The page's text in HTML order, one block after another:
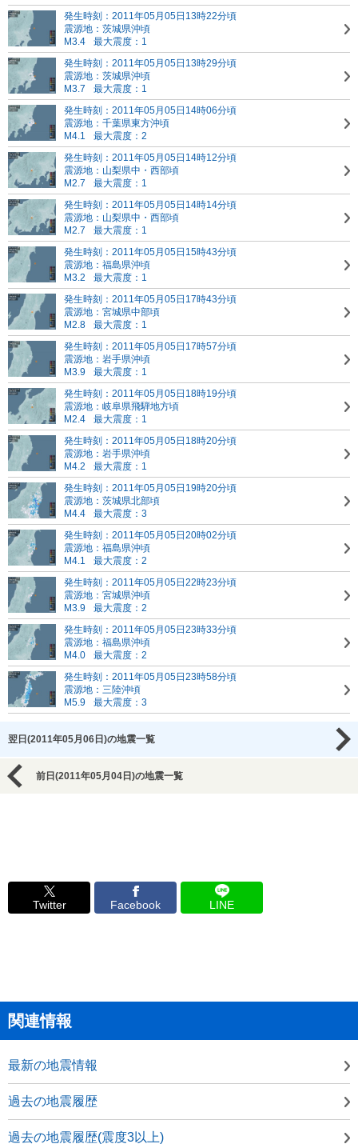
発生時刻：2011年05月05日13時22分頃
震源地：茨城県沖頃
M3.4
最大震度：1
発生時刻：2011年05月05日13時29分頃
震源地：茨城県沖頃
M3.7
最大震度：1
発生時刻：2011年05月05日14時06分頃
震源地：千葉県東方沖頃
M4.1
最大震度：2
発生時刻：2011年05月05日14時12分頃
震源地：山梨県中・西部頃
M2.7
最大震度：1
発生時刻：2011年05月05日14時14分頃
震源地：山梨県中・西部頃
M2.7
最大震度：1
発生時刻：2011年05月05日15時43分頃
震源地：福島県沖頃
M3.2
最大震度：1
発生時刻：2011年05月05日17時43分頃
震源地：宮城県中部頃
M2.8
最大震度：1
発生時刻：2011年05月05日17時57分頃
震源地：岩手県沖頃
M3.9
最大震度：1
発生時刻：2011年05月05日18時19分頃
震源地：岐阜県飛騨地方頃
M2.4
最大震度：1
発生時刻：2011年05月05日18時20分頃
震源地：岩手県沖頃
M4.2
最大震度：1
発生時刻：2011年05月05日19時20分頃
震源地：茨城県北部頃
M4.4
最大震度：3
発生時刻：2011年05月05日20時02分頃
震源地：福島県沖頃
M4.1
最大震度：2
発生時刻：2011年05月05日22時23分頃
震源地：宮城県沖頃
M3.9
最大震度：2
発生時刻：2011年05月05日23時33分頃
震源地：福島県沖頃
M4.0
最大震度：2
発生時刻：2011年05月05日23時58分頃
震源地：三陸沖頃
M5.9
最大震度：3
翌日(2011年05月06日)の地震一覧
前日(2011年05月04日)の地震一覧
Twitter Facebook LINE
関連情報
最新の地震情報
過去の地震履歴
過去の地震履歴(震度3以上)